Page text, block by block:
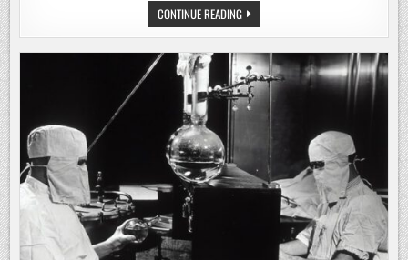
CONTINUE READINGZOOBILDUNG
STÄRKT
NATURVERBUNDENHEIT
VON
MENSCHEN